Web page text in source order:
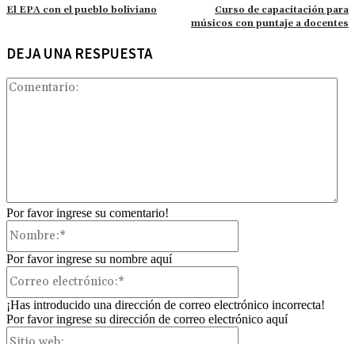
El EPA con el pueblo boliviano
Curso de capacitación para
músicos con puntaje a docentes
DEJA UNA RESPUESTA
Por favor ingrese su comentario!
Por favor ingrese su nombre aquí
¡Has introducido una dirección de correo electrónico incorrecta!
Por favor ingrese su dirección de correo electrónico aquí